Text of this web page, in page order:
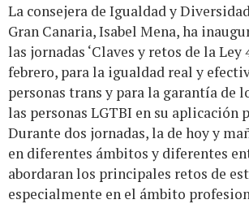
La consejera de Igualdad y
Gran Canaria, Isabel Mena, ha
las jornadas ‘Claves y retos de la Ley
febrero, para la igualdad real y
personas trans y para la garantía de
las personas LGTBI en su aplicación
Durante dos jornadas, la de hoy y
en diferentes ámbitos y diferentes
abordaran los principales retos de
especialmente en el ámbito